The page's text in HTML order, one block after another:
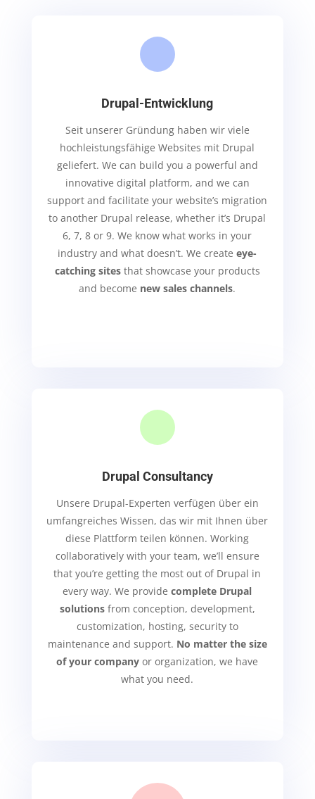
Drupal-Entwicklung
Seit unserer Gründung haben wir viele
hochleistungsfähige Websites mit Drupal
geliefert. We can build you a powerful and
innovative digital platform, and we can
support and facilitate your website’s migration
to another Drupal release, whether it’s Drupal
6, 7, 8 or 9.We know what works in your
industry and what doesn’t. We createeye-
catching sitesthat showcase your products
and become new sales channels.
Drupal Consultancy
Unsere Drupal-Experten verfügen über ein
umfangreiches Wissen, das wir mit Ihnen über
diese Plattform teilen können. Working
collaboratively with your team, we’ll ensure
that you’re getting the most out of Drupal in
every way.We providecomplete Drupal
solutionsfrom conception, development,
customization, hosting, security to
maintenance and support. No matter the size
of your company or organization, we have
what you need.